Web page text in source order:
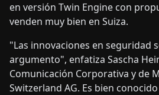
en versión Twin Engine con
venden muy bien en Suiza.
"Las innovaciones en seguridad
argumento", enfatiza Sascha
Comunicación Corporativa y de
Switzerland AG. Es bien